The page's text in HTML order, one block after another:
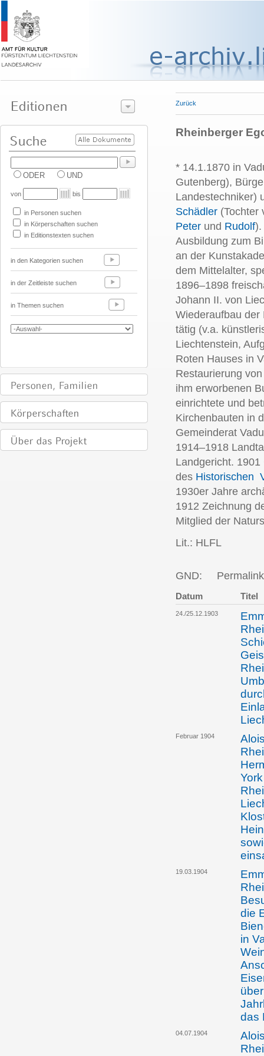
ODER UND
von bis
in Personen suchen
in Körperschaften suchen
in Editionstexten suchen
in den Kategorien suchen
in der Zeitleiste suchen
in Themen suchen
Zurück
Rheinberger
* 14.1.1870 in
Gutenberg),
Landestechniker)
Schädler (Tochter
Peter und Rudolf).
Ausbildung zum
an der
dem Mittelalter,
1896–1898
Johann II. von
Wiederaufbau der
tätig (v.a.
Liechtenstein,
Roten Hauses in
Restaurierung
ihm erworbenen
einrichtete und
Kirchenbauten in
Gemeinderat
1914–1918
Landgericht.
des Historischen
1930er Jahre
1912 Zeichnung
Mitglied der
Lit.: HLFL
GND:
Datum Titel
24./25.12.1903
Februar 1904
19.03.1904
die
in
das
04.07.1904